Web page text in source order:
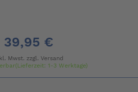
39,95 €
Mwst. zzgl. Versand
1-3 Werktage)